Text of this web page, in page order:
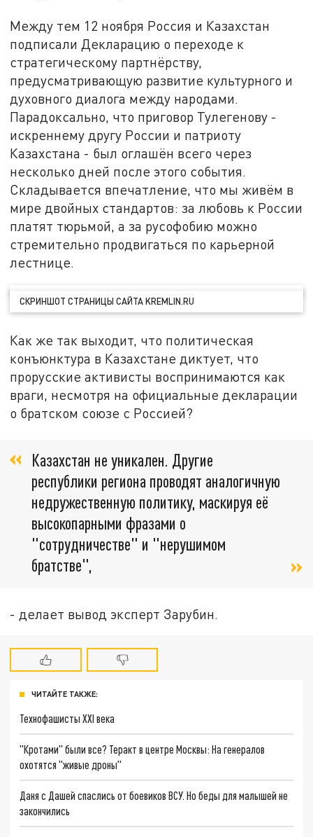
Между тем 12 ноября Россия и Казахстан
подписали Декларацию о переходе к
стратегическому партнёрству,
предусматривающую развитие культурного и
духовного диалога между народами.
Парадоксально, что приговор Тулегенову -
искреннему другу России и патриоту
Казахстана - был оглашён всего через
несколько дней после этого события.
Складывается впечатление, что мы живём в
мире двойных стандартов: за любовь к России
платят тюрьмой, а за русофобию можно
стремительно продвигаться по карьерной
лестнице.
СКРИНШОТ СТРАНИЦЫ САЙТА KREMLIN.RU
Как же так выходит, что политическая
конъюнктура в Казахстане диктует, что
прорусские активисты воспринимаются как
враги, несмотря на официальные декларации
о братском союзе с Россией?
Казахстан не уникален. Другие
республики региона проводят аналогичную
недружественную политику, маскируя её
высокопарными фразами о
"сотрудничестве" и "нерушимом
братстве",
- делает вывод эксперт Зарубин.
ЧИТАЙТЕ ТАКЖЕ:
Технофашисты XXI века
"Кротами" были все? Теракт в центре Москвы: На генералов
охотятся "живые дроны"
Даня с Дашей спаслись от боевиков ВСУ. Но беды для малышей не
закончились